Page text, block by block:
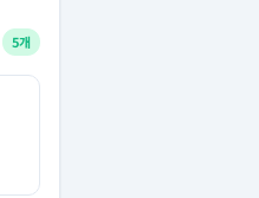
5개